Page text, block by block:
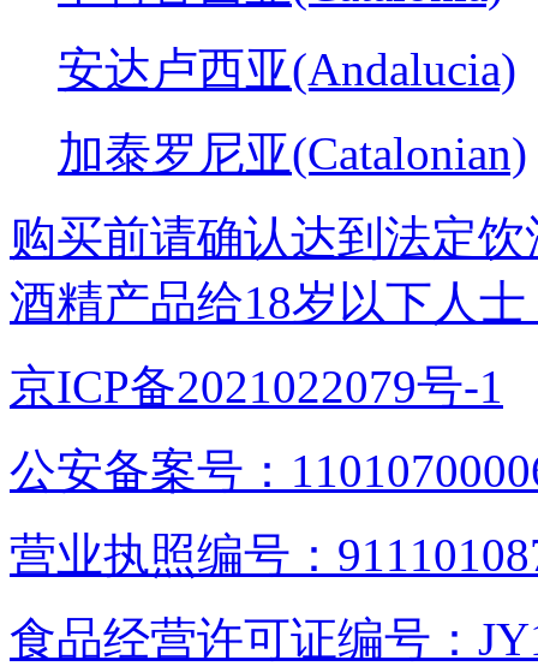
安达卢西亚(Andalucia)
加泰罗尼亚(Catalonian)
购买前请确认达到法定
酒精产品给18岁以下人士
京ICP备2021022079号-1
公安备案号：
营业执照编号：
食品经营许可证编号：